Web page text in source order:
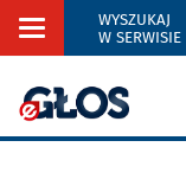
Rozwiń
WYSZUKAJ
W SERWISIE